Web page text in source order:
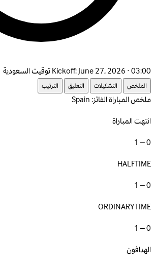
Kickoff:June 27, 2026 · 03:00 توقيت السعودية
الملخص التشكيلات التعليق الترتيب
ملخص المباراةالفائز: Spain
انتهت المباراة
0 – 1
HALFTIME
0 – 1
ORDINARYTIME
0 – 1
الهدافون